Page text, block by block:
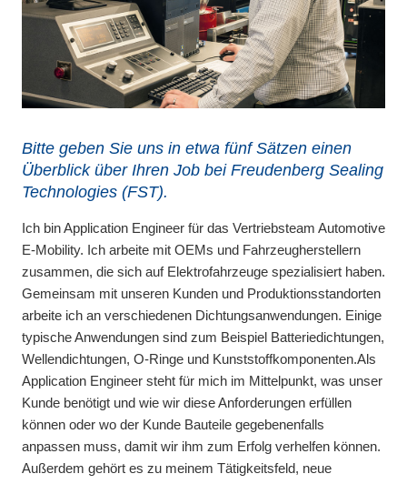
Bitte geben Sie uns in etwa fünf Sätzen einen
Überblick über Ihren Job bei Freudenberg Sealing
Technologies (FST).
Ich bin Application Engineer für das Vertriebsteam Automotive
E-Mobility. Ich arbeite mit OEMs und Fahrzeugherstellern
zusammen, die sich auf Elektrofahrzeuge spezialisiert haben.
Gemeinsam mit unseren Kunden und Produktionsstandorten
arbeite ich an verschiedenen Dichtungsanwendungen. Einige
typische Anwendungen sind zum Beispiel Batteriedichtungen,
Wellendichtungen, O-Ringe und Kunststoffkomponenten.Als
Application Engineer steht für mich im Mittelpunkt, was unser
Kunde benötigt und wie wir diese Anforderungen erfüllen
können oder wo der Kunde Bauteile gegebenenfalls
anpassen muss, damit wir ihm zum Erfolg verhelfen können.
Außerdem gehört es zu meinem Tätigkeitsfeld, neue